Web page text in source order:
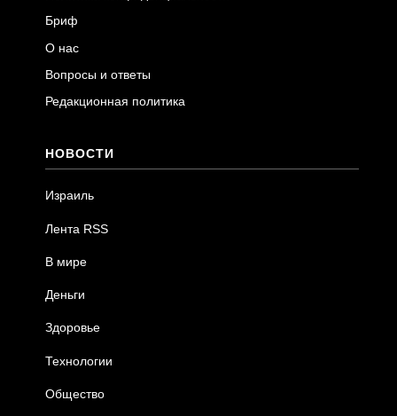
Бриф
О нас
Вопросы и ответы
Редакционная политика
НОВОСТИ
Израиль
Лента RSS
В мире
Деньги
Здоровье
Технологии
Общество